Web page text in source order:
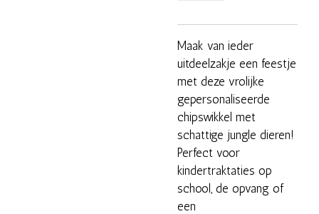
Maak van ieder
uitdeelzakje een feestje
met deze vrolijke
gepersonaliseerde
chipswikkel met
schattige jungle dieren!
Perfect voor
kindertraktaties op
school, de opvang of
een